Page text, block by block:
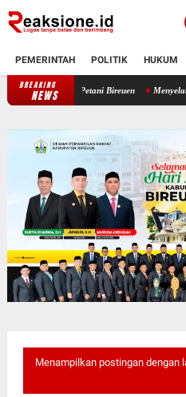
PEMERINTAH POLITIK HUKUM
BREAKING
NEWS
Bangkitkan Petani Bireuen
Menampilkan postingan dengan